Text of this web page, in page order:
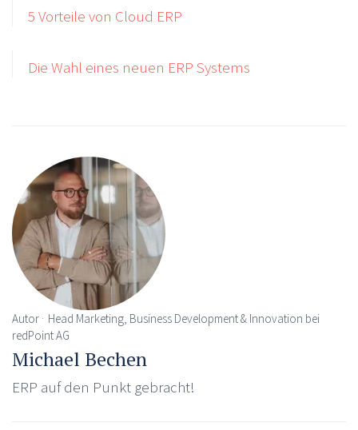
5 Vorteile von Cloud ERP
Die Wahl eines neuen ERP Systems
Autor
Head Marketing, Business Development & Innovation bei
redPoint AG
Michael Bechen
ERP auf den Punkt gebracht!